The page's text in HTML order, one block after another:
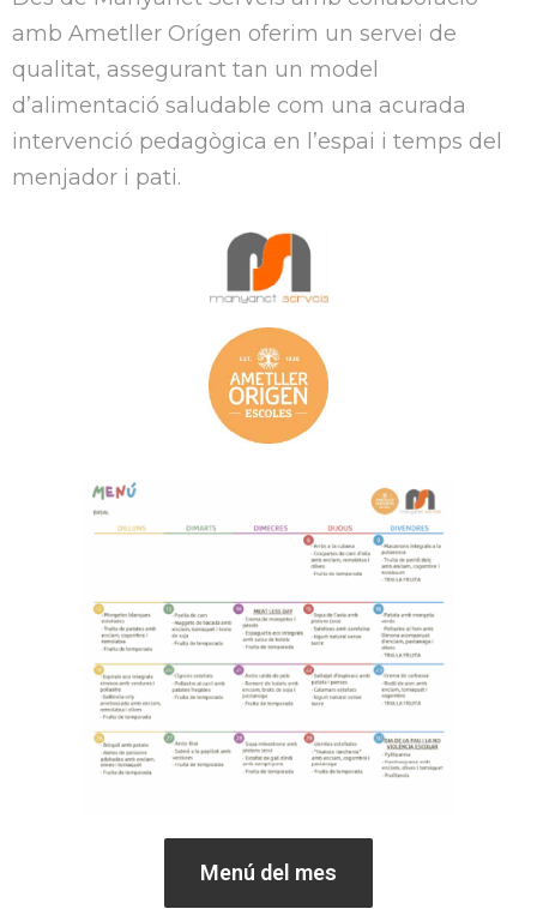
amb Ametller Orígen oferim un servei de
qualitat, assegurant tan un model
d’alimentació saludable com una acurada
intervenció pedagògica en l’espai i temps del
menjador i pati.
Menú del mes